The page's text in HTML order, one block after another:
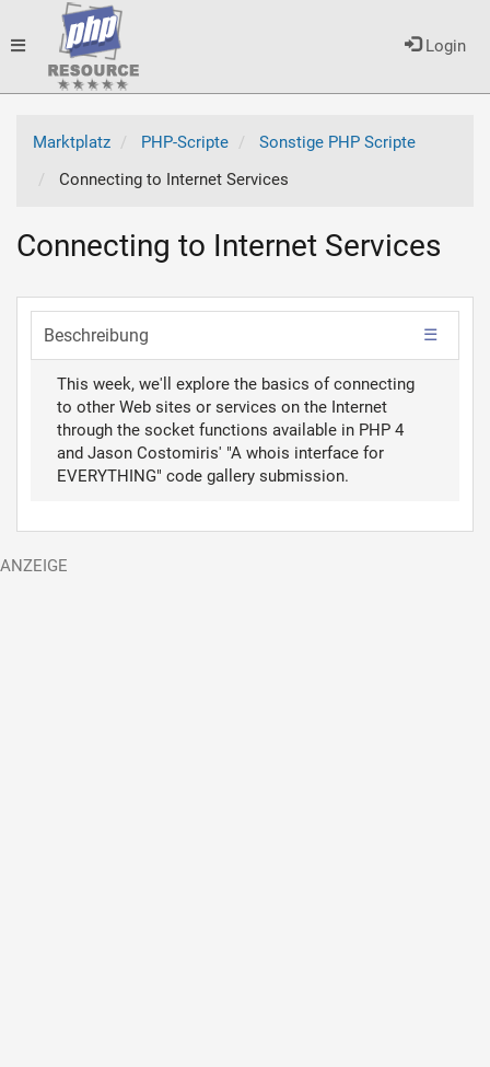
Login
Toggle
navigation
Marktplatz PHP-Scripte
Sonstige PHP Scripte
Connecting to Internet Services
Connecting to Internet Services
Beschreibung
This week, we'll explore the basics of connecting
to other Web sites or services on the Internet
through the socket functions available in PHP 4
and Jason Costomiris' "A whois interface for
EVERYTHING" code gallery submission.